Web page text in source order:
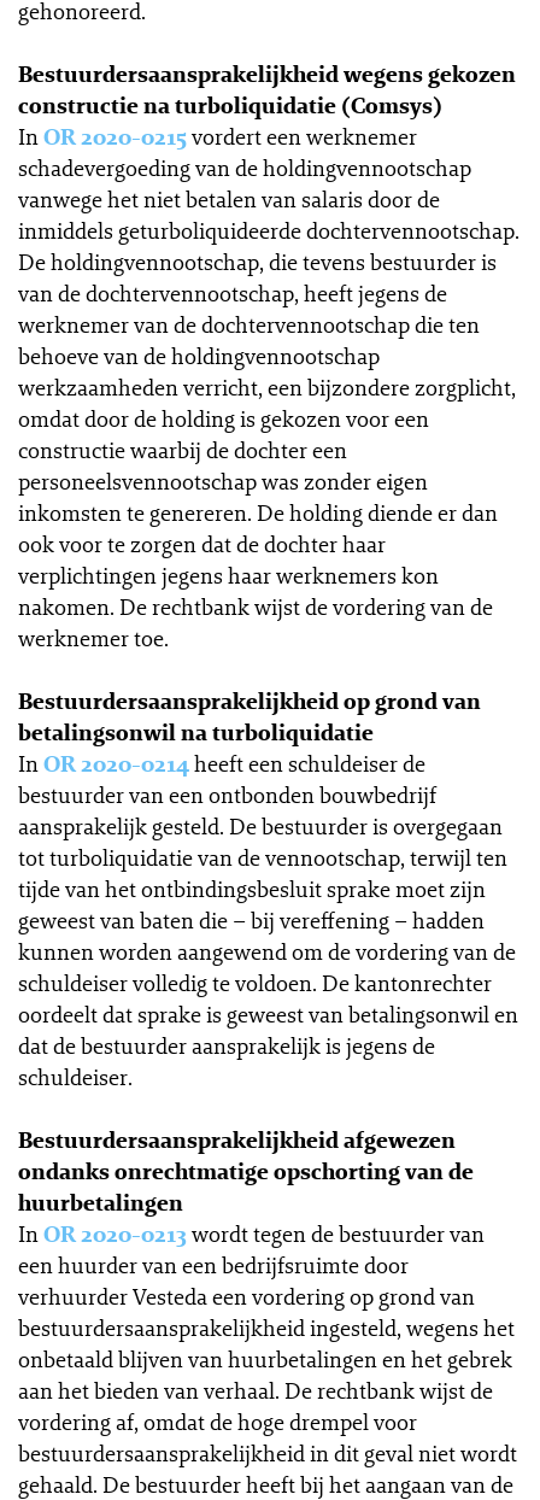
gehonoreerd.
Bestuurdersaansprakelijkheid wegens gekozen
constructie na turboliquidatie (Comsys)
InOR 2020-0215vordert een werknemer
schadevergoeding van de holdingvennootschap
vanwege het niet betalen van salaris door de
inmiddels geturboliquideerde dochtervennootschap.
De holdingvennootschap, die tevens bestuurder is
van de dochtervennootschap, heeft jegens de
werknemer van de dochtervennootschap die ten
behoeve van de holdingvennootschap
werkzaamheden verricht, een bijzondere zorgplicht,
omdat door de holding is gekozen voor een
constructie waarbij de dochter een
personeelsvennootschap was zonder eigen
inkomsten te genereren. De holding diende er dan
ook voor te zorgen dat de dochter haar
verplichtingen jegens haar werknemers kon
nakomen. De rechtbank wijst de vordering van de
werknemer toe.
Bestuurdersaansprakelijkheid op grond van
betalingsonwil na turboliquidatie
InOR 2020-0214heeft een schuldeiser de
bestuurder van een ontbonden bouwbedrijf
aansprakelijk gesteld. De bestuurder is overgegaan
tot turboliquidatie van de vennootschap, terwijl ten
tijde van het ontbindingsbesluit sprake moet zijn
geweest van baten die – bij vereffening – hadden
kunnen worden aangewend om de vordering van de
schuldeiser volledig te voldoen. De kantonrechter
oordeelt dat sprake is geweest van betalingsonwil en
dat de bestuurder aansprakelijk is jegens de
schuldeiser.
Bestuurdersaansprakelijkheid afgewezen
ondanks onrechtmatige opschorting van de
huurbetalingen
InOR 2020-0213wordt tegen de bestuurder van
een huurder van een bedrijfsruimte door
verhuurder Vesteda een vordering op grond van
bestuurdersaansprakelijkheid ingesteld, wegens het
onbetaald blijven van huurbetalingen en het gebrek
aan het bieden van verhaal. De rechtbank wijst de
vordering af, omdat de hoge drempel voor
bestuurdersaansprakelijkheid in dit geval niet wordt
gehaald. De bestuurder heeft bij het aangaan van de